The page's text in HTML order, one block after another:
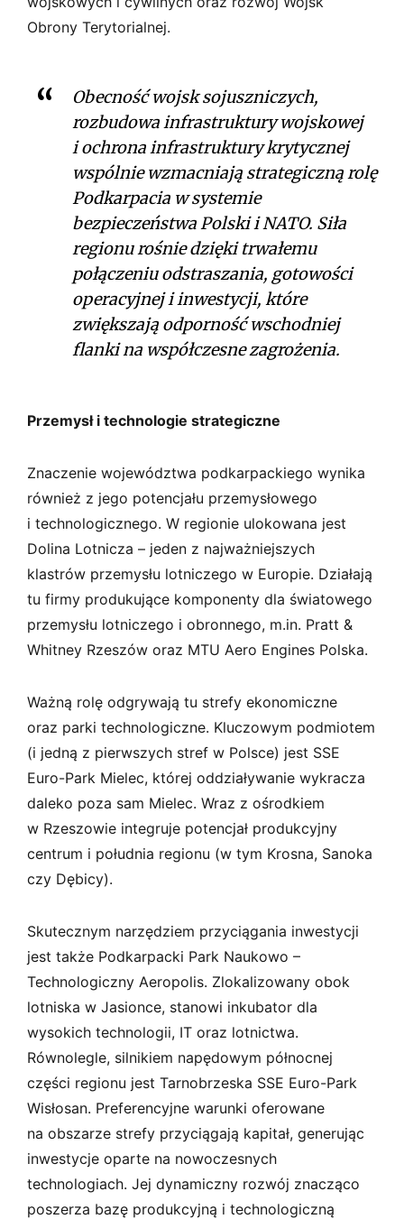
Obrony Terytorialnej.
Obecność wojsk sojuszniczych,
rozbudowa infrastruktury wojskowej
i ochrona infrastruktury krytycznej
wspólnie wzmacniają strategiczną rolę
Podkarpacia w systemie
bezpieczeństwa Polski i NATO. Siła
regionu rośnie dzięki trwałemu
połączeniu odstraszania, gotowości
operacyjnej i inwestycji, które
zwiększają odporność wschodniej
flanki na współczesne zagrożenia.
Przemysł i technologie strategiczne
Znaczenie województwa podkarpackiego wynika
również z jego potencjału przemysłowego
i technologicznego. W regionie ulokowana jest
Dolina Lotnicza – jeden z najważniejszych
klastrów przemysłu lotniczego w Europie. Działają
tu firmy produkujące komponenty dla światowego
przemysłu lotniczego i obronnego, m.in. Pratt &
Whitney Rzeszów oraz MTU Aero Engines Polska.
Ważną rolę odgrywają tu strefy ekonomiczne
oraz parki technologiczne. Kluczowym podmiotem
(i jedną z pierwszych stref w Polsce) jest SSE
Euro-Park Mielec, której oddziaływanie wykracza
daleko poza sam Mielec. Wraz z ośrodkiem
w Rzeszowie integruje potencjał produkcyjny
centrum i południa regionu (w tym Krosna, Sanoka
czy Dębicy).
Skutecznym narzędziem przyciągania inwestycji
jest także Podkarpacki Park Naukowo –
Technologiczny Aeropolis. Zlokalizowany obok
lotniska w Jasionce, stanowi inkubator dla
wysokich technologii, IT oraz lotnictwa.
Równolegle, silnikiem napędowym północnej
części regionu jest Tarnobrzeska SSE Euro-Park
Wisłosan. Preferencyjne warunki oferowane
na obszarze strefy przyciągają kapitał, generując
inwestycje oparte na nowoczesnych
technologiach. Jej dynamiczny rozwój znacząco
poszerza bazę produkcyjną i technologiczną